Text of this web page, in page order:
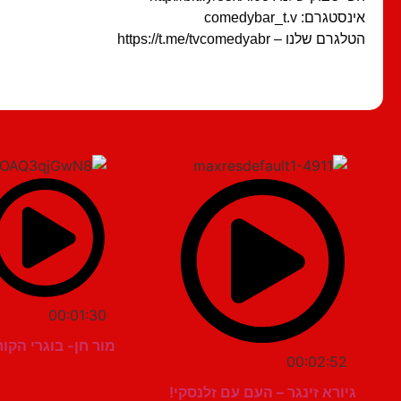
אינסטגרם: comedybar_t.v
הטלגרם שלנו – https://t.me/tvcomedyabr
00:02:52
גיורא זינגר – העם עם זלנסקי!
00:01:30
מור חן- בוגרי